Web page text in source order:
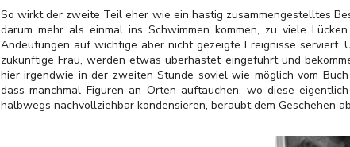
So wirkt der zweite Teil eher wie ein hastig zusammengestelltes
darum mehr als einmal ins Schwimmen kommen, zu viele
Andeutungen auf wichtige aber nicht gezeigte Ereignisse
zukünftige Frau, werden etwas überhastet eingeführt und
hier irgendwie in der zweiten Stunde soviel wie möglich vom
dass manchmal Figuren an Orten auftauchen, wo diese
halbwegs nachvollziehbar kondensieren, beraubt dem Geschehen